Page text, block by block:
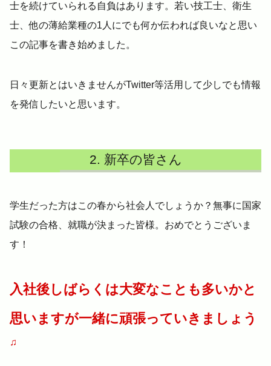
士を続けていられる自負はあります。若い技工士、衛生
士、他の薄給業種の1人にでも何か伝われば良いなと思い
この記事を書き始めました。
日々更新とはいきませんがTwitter等活用して少しでも情報
を発信したいと思います。
新卒の皆さん
学生だった方はこの春から社会人でしょうか？無事に国家
試験の合格、就職が決まった皆様。おめでとうございま
す！
入社後しばらくは大変なことも多いかと
思いますが一緒に頑張っていきましょう
♫